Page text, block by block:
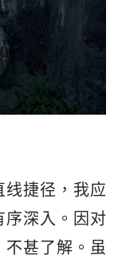
线捷径，我应
序深入。因对
甚了解。虽